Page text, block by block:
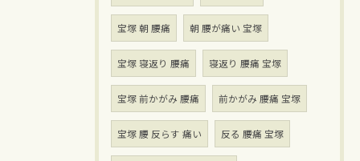
宝塚 朝 腰痛 朝 腰が痛い 宝塚
宝塚 寝返り 腰痛 寝返り 腰痛 宝塚
宝塚 前かがみ 腰痛 前かがみ 腰痛 宝塚
宝塚 腰 反らす 痛い 反る 腰痛 宝塚